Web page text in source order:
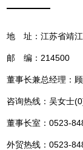
地 址：江苏省靖
邮 编：214500
董事长兼总经理：
咨询热线：吴女士
董事长室：0523-
外贸热线：0523-